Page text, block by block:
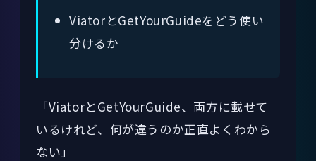
ViatorとGetYourGuideをどう使い
分けるか
「ViatorとGetYourGuide、両方に載せて
いるけれど、何が違うのか正直よくわから
ない」